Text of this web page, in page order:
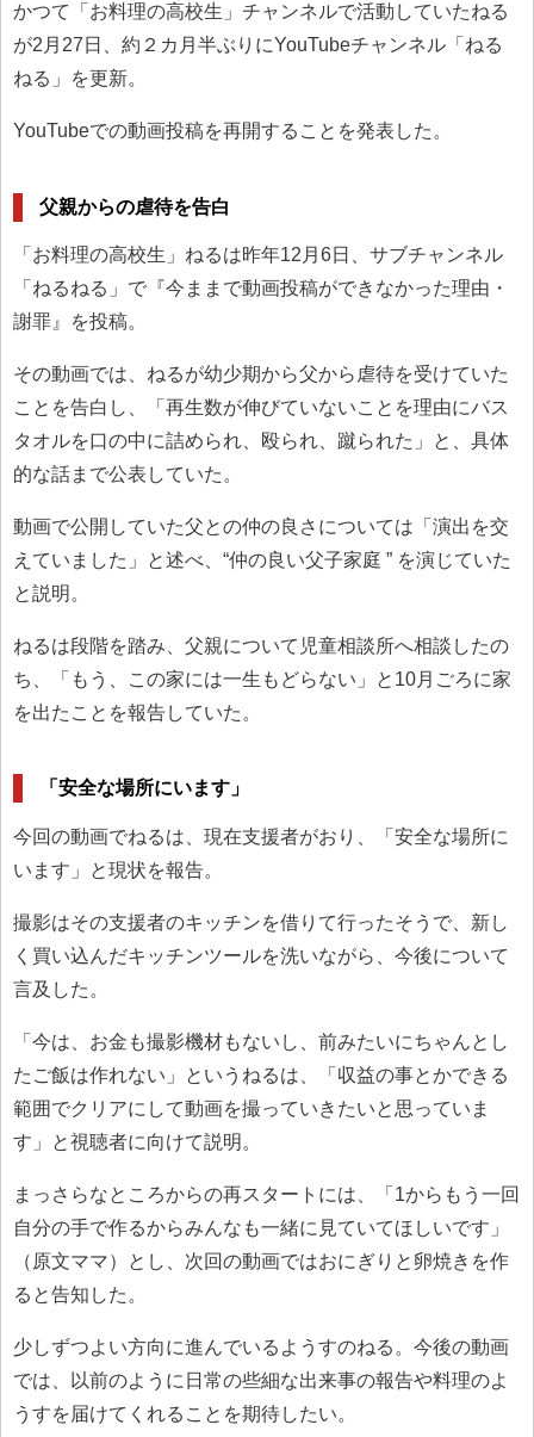
かつて「お料理の高校生」チャンネルで活動していたねる
が2月27日、約２カ月半ぶりにYouTubeチャンネル「ねる
ねる」を更新。
YouTubeでの動画投稿を再開することを発表した。
父親からの虐待を告白
「お料理の高校生」ねるは昨年12月6日、サブチャンネル
「ねるねる」で『今ままで動画投稿ができなかった理由・
謝罪』を投稿。
その動画では、ねるが幼少期から父から虐待を受けていた
ことを告白し、「再生数が伸びていないことを理由にバス
タオルを口の中に詰められ、殴られ、蹴られた」と、具体
的な話まで公表していた。
動画で公開していた父との仲の良さについては「演出を交
えていました」と述べ、“仲の良い父子家庭 ” を演じていた
と説明。
ねるは段階を踏み、父親について児童相談所へ相談したの
ち、「もう、この家には一生もどらない」と10月ごろに家
を出たことを報告していた。
「安全な場所にいます」
今回の動画でねるは、現在支援者がおり、「安全な場所に
います」と現状を報告。
撮影はその支援者のキッチンを借りて行ったそうで、新し
く買い込んだキッチンツールを洗いながら、今後について
言及した。
「今は、お金も撮影機材もないし、前みたいにちゃんとし
たご飯は作れない」というねるは、「収益の事とかできる
範囲でクリアにして動画を撮っていきたいと思っていま
す」と視聴者に向けて説明。
まっさらなところからの再スタートには、「1からもう一回
自分の手で作るからみんなも一緒に見ていてほしいです」
（原文ママ）とし、次回の動画ではおにぎりと卵焼きを作
ると告知した。
少しずつよい方向に進んでいるようすのねる。今後の動画
では、以前のように日常の些細な出来事の報告や料理のよ
うすを届けてくれることを期待したい。